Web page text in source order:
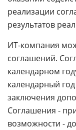
реализации
результатов
ИТ-компания
соглашений.
календарном
календарный
заключения
Соглашения -
возможности -